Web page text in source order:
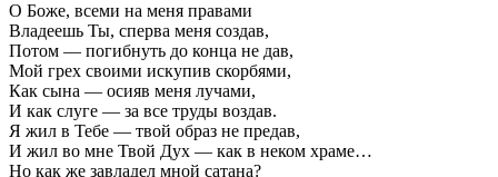
О Боже, всеми на меня правами
Владеешь Ты, сперва меня создав,
Потом — погибнуть до конца не дав,
Мой грех своими искупив скорбями,
Как сына — осияв меня лучами,
И как слуге — за все труды воздав.
Я жил в Тебе — твой образ не предав,
И жил во мне Твой Дух — как в неком храме…
Но как же завладел мной сатана?